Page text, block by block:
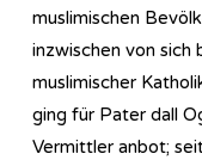
muslimischen
inzwischen von sich
muslimischer
ging für Pater dall
Vermittler anbot;